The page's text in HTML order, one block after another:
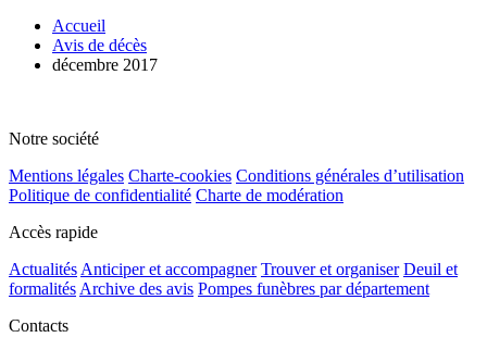
Accueil
Avis de décès
décembre 2017
Notre société
Mentions légales Charte-cookies Conditions générales d’utilisation
Politique de confidentialité Charte de modération
Accès rapide
Actualités Anticiper et accompagner Trouver et organiser Deuil et
formalités Archive des avis Pompes funèbres par département
Contacts